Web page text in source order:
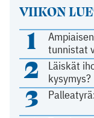
VIIKON
1
tunnistat
2
Läiskät
kysymys?
3